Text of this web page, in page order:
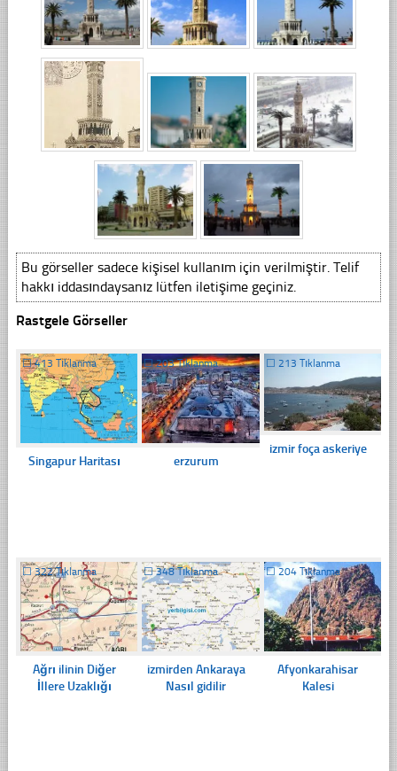
Bu görseller sadece kişisel kullanım için verilmiştir. Telif
hakkı iddasındaysanız lütfen iletişime geçiniz.
Rastgele Görseller
☐413 Tıklanma
Singapur Haritası
☐203 Tıklanma
erzurum
☐ 213 Tıklanma
izmir foça askeriye
☐322 Tıklanma
Ağrı ilinin Diğer
İllere Uzaklığı
☐348 Tıklanma
izmirden Ankaraya
Nasıl gidilir
☐204 Tıklanma
Afyonkarahisar
Kalesi